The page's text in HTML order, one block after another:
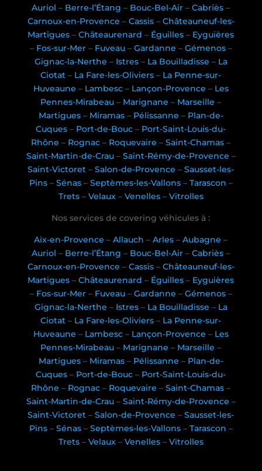
Auriol – Berre-l’Étang – Bouc-Bel-Air –Cabriès –
Carnoux-en-Provence – Cassis– Châteauneuf-les-
Martigues –Châteaurenard – Éguilles – Eyguières
– Fos-sur-Mer– Fuveau– Gardanne – Gémenos–
Gignac-la-Nerthe – Istres– La Bouilladisse – La
Ciotat – La Fare-les-Oliviers – La Penne-sur-
Huveaune – Lambesc– Lançon-Provence – Les
Pennes-Mirabeau – Marignane – Marseille –
Martigues– Miramas– Pélissanne – Plan-de-
Cuques – Port-de-Bouc – Port-Saint-Louis-du-
Rhône – Rognac – Roquevaire –Saint-Chamas –
Saint-Martin-de-Crau– Saint-Rémy-de-Provence –
Saint-Victoret –Salon-de-Provence –Sausset-les-
Pins– Sénas– Septèmes-les-Vallons– Tarascon –
Trets– Velaux– Venelles– Vitrolles
Nos services de covering véhicules à :
Aix-en-Provence –Allauch –Arles –Aubagne –
Auriol – Berre-l’Étang – Bouc-Bel-Air –Cabriès –
Carnoux-en-Provence – Cassis– Châteauneuf-les-
Martigues –Châteaurenard – Éguilles – Eyguières
– Fos-sur-Mer– Fuveau– Gardanne – Gémenos–
Gignac-la-Nerthe – Istres– La Bouilladisse – La
Ciotat – La Fare-les-Oliviers – La Penne-sur-
Huveaune – Lambesc– Lançon-Provence – Les
Pennes-Mirabeau – Marignane – Marseille –
Martigues– Miramas– Pélissanne – Plan-de-
Cuques – Port-de-Bouc – Port-Saint-Louis-du-
Rhône – Rognac – Roquevaire –Saint-Chamas –
Saint-Martin-de-Crau– Saint-Rémy-de-Provence –
Saint-Victoret –Salon-de-Provence –Sausset-les-
Pins– Sénas– Septèmes-les-Vallons– Tarascon –
Trets– Velaux– Venelles– Vitrolles